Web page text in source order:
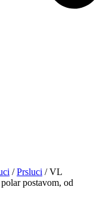
/Prsluci / VL
postavom, od